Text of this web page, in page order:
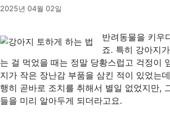
2025년 04월 02일
반려동물을 키우
죠. 특히 강아지
는 걸 먹었을 때는 정말 당황스럽고 걱정이
지가 작은 장난감 부품을 삼킨 적이 있었는
행히 곧바로 조치를 취해서 별일 없었지만,
들을 미리 알아두게 되더라고요.